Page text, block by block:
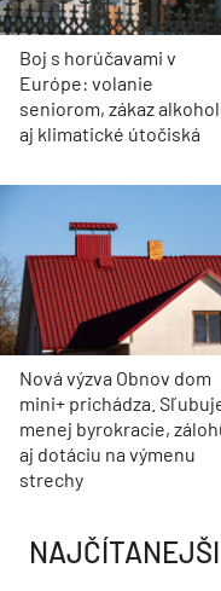
Boj s horúčavami v
Európe: volanie
seniorom, zákaz
aj klimatické útočiská
Nová výzva Obnov dom
mini+ prichádza.
menej byrokracie,
aj dotáciu na výmenu
strechy